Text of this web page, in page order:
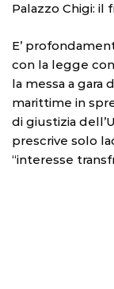
Palazzo Chigi: il
E’
con la legge
la messa a gara
marittime in
di giustizia
prescrive solo
“interesse